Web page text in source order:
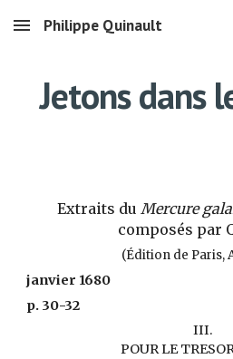
Skip to main content
Philippe Quinault
Jetons dans
Extraits du Mercure
composés par
(Édition de Paris,
janvier 1680
p. 30-32
III.
POUR LE